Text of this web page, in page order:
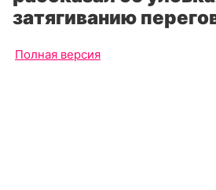
затягиванию
Полная версия